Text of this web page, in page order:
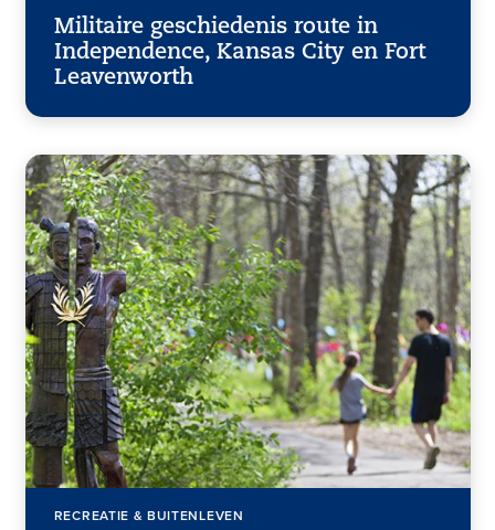
Militaire geschiedenis route in
Independence, Kansas City en Fort
Leavenworth
RECREATIE & BUITENLEVEN